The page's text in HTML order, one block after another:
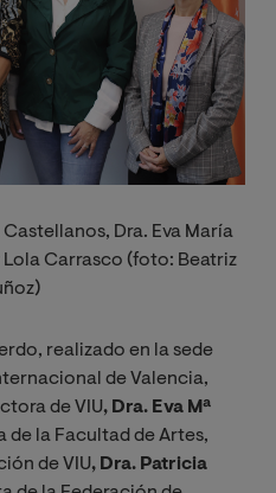
Dra. Eva María
Lola Carrasco (foto: Beatriz
realizado en la sede
de Valencia,
de VIU, Dra. Eva Mª
de la Facultad de Artes,
de VIU, Dra. Patricia